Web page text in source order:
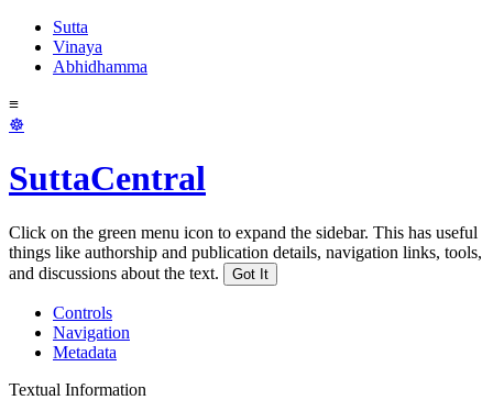
Sutta
Vinaya
Abhidhamma
≡
☸
SuttaCentral
Click on the green menu icon to expand the sidebar. This has useful
things like authorship and publication details, navigation links, tools,
and discussions about the text.
Got It
Controls
Navigation
Metadata
Textual Information